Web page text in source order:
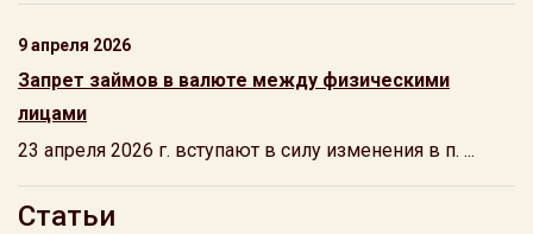
9 апреля 2026
Запрет займов в валюте между физическими
лицами
23 апреля 2026 г. вступают в силу изменения в п. ...
Статьи